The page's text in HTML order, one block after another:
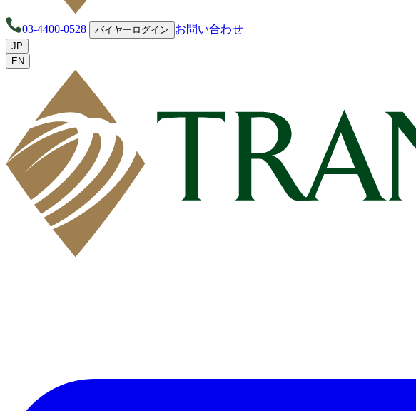
03-4400-0528 バイヤーログイン お問い合わせ
JP
EN